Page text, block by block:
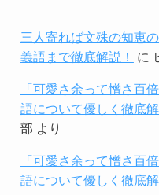
三人寄れば文殊の知恵
義語まで徹底解説！
に
「可愛さ余って憎さ百
語について優しく徹底解
部 より
「可愛さ余って憎さ百
語について優しく徹底解